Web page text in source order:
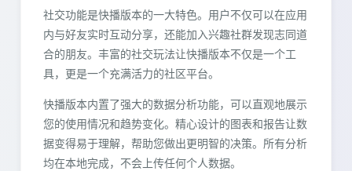
社交功能是快播版本的一大特色。用户不仅可以在应用
内与好友实时互动分享，还能加入兴趣社群发现志同道
合的朋友。丰富的社交玩法让快播版本不仅是一个工
具，更是一个充满活力的社区平台。
快播版本内置了强大的数据分析功能，可以直观地展示
您的使用情况和趋势变化。精心设计的图表和报告让数
据变得易于理解，帮助您做出更明智的决策。所有分析
均在本地完成，不会上传任何个人数据。